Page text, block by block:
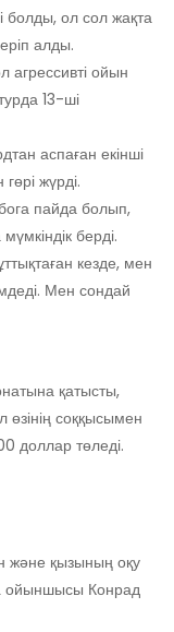
болды, ол сол жақта
алды.
ойын
13-ші
аспаған екінші
жүрді.
пайда болып,
берді.
кезде, мен
Мен сондай
қатысты,
соққысымен
доллар төледі.
және қызының оқу
ойыншысы Конрад